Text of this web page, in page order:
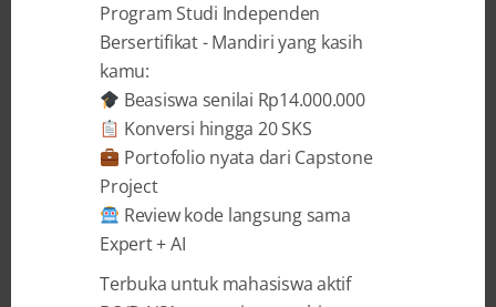
Dicoding Indonesia 19 April 2024
BAGIKAN
Google dan Kominfo kembali bekerja sama
dengan Dicoding membuka kesempatan
Program Studi Independen
Bersertifikat - Mandiri yang kasih
kamu:
Beasiswa senilai Rp14.000.000
Konversi hingga 20 SKS
Portofolio nyata dari Capstone
Project
Review kode langsung sama
Expert + AI
Terbuka untuk mahasiswa aktif